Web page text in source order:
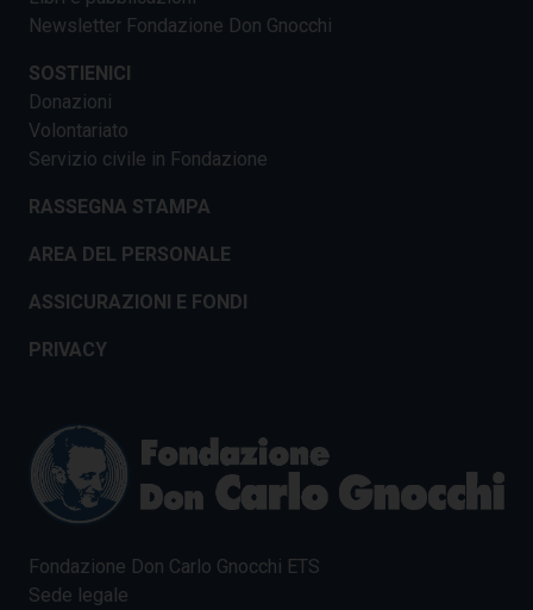
Newsletter Fondazione Don Gnocchi
SOSTIENICI
Donazioni
Volontariato
Servizio civile in Fondazione
RASSEGNA STAMPA
AREA DEL PERSONALE
ASSICURAZIONI E FONDI
PRIVACY
Fondazione Don Carlo Gnocchi ETS
Sede legale